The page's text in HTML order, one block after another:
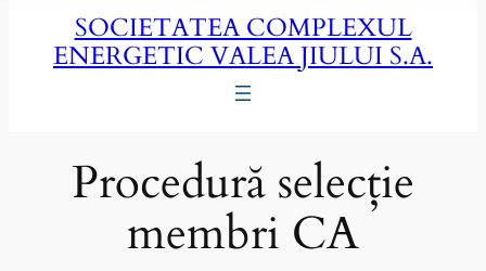
SOCIETATEA COMPLEXUL
ENERGETIC VALEA JIULUI S.A.
Procedură selecție
membri CA